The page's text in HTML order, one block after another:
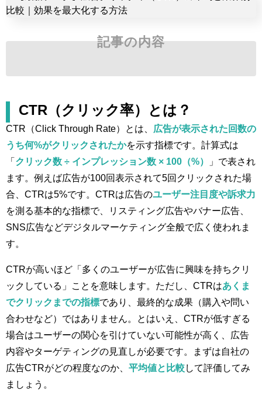
記事の内容
CTR（クリック率）とは？
CTR（Click Through Rate）とは、 広告が表示された回数の
うち何%がクリックされたかを示す指標です。計算式は
「 クリック数 ÷ インプレッション数 × 100（%）
」で表され
ます。例えば広告が100回表示されて5回クリックされた場
合、CTRは5%です。CTRは広告のユーザー注目度や訴求力
を測る基本的な指標で、リスティング広告やバナー広告、
SNS広告などデジタルマーケティング全般で広く使われま
す。
CTRが高いほど「多くのユーザーが広告に興味を持ちクリ
ックしている」ことを意味します。ただし、CTRはあくま
でクリックまでの指標であり、最終的な成果（購入や問い
合わせなど）ではありません。とはいえ、CTRが低すぎる
場合はユーザーの関心を引けていない可能性が高く、広告
内容やターゲティングの見直しが必要です。まずは自社の
広告CTRがどの程度なのか、 平均値と比較して評価してみ
ましょう。